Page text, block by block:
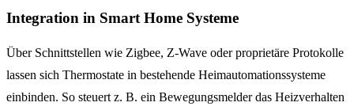
Integration in Smart Home Systeme
Über Schnittstellen wie Zigbee, Z-Wave oder proprietäre Protokolle
lassen sich Thermostate in bestehende Heimautomationssysteme
einbinden. So steuert z. B. ein Bewegungsmelder das Heizverhalten